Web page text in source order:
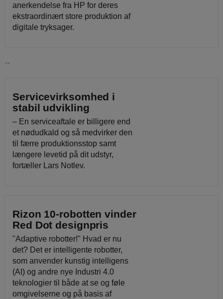
anerkendelse fra HP for deres
ekstraordinært store produktion af
digitale tryksager.
Servicevirksomhed i
stabil udvikling
– En serviceaftale er billigere end
et nødudkald og så medvirker den
til færre produktionsstop samt
længere levetid på dit udstyr,
fortæller Lars Notlev.
Rizon 10-robotten vinder
Red Dot designpris
"Adaptive robotter!" Hvad er nu
det? Det er intelligente robotter,
som anvender kunstig intelligens
(AI) og andre nye Industri 4.0
teknologier til både at se og føle
omgivelserne og på basis af